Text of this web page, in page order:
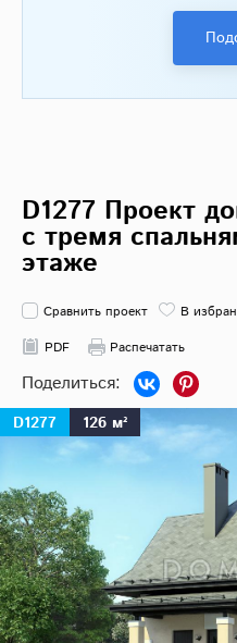
D1277 Проект
с тремя
этаже
Сравнить проект
В
PDF
Распечатать
D1277 126 м²